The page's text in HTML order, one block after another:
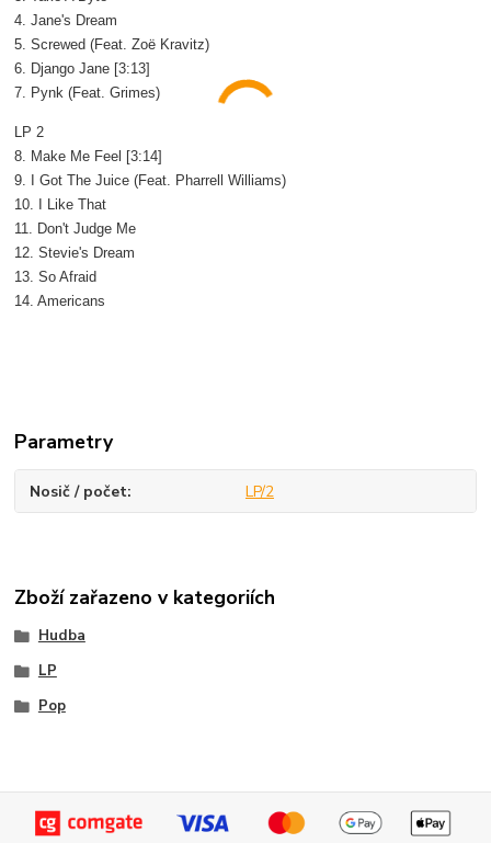
4. Jane's Dream
5. Screwed (Feat. Zoë Kravitz)
6. Django Jane [3:13]
7. Pynk (Feat. Grimes)
LP 2
8. Make Me Feel [3:14]
9. I Got The Juice (Feat. Pharrell Williams)
10. I Like That
11. Don't Judge Me
12. Stevie's Dream
13. So Afraid
14. Americans
Parametry
Nosič / počet LP/2
Zboží zařazeno v kategoriích
Hudba
LP
Pop